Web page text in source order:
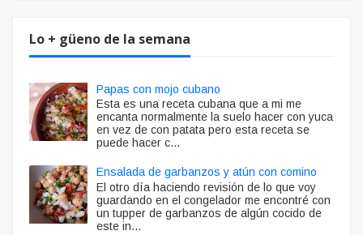
Lo + güeno de la semana
Papas con mojo cubano
Esta es una receta cubana que a mi me
encanta normalmente la suelo hacer con yuca
en vez de con patata pero esta receta se
puede hacer c...
Ensalada de garbanzos y atún con comino
El otro día haciendo revisión de lo que voy
guardando en el congelador me encontré con
un tupper de garbanzos de algún cocido de
este in...